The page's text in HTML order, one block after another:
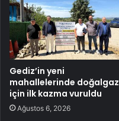
Gediz’in yeni
mahallelerinde doğalgaz
için ilk kazma vuruldu
Ağustos 6, 2026